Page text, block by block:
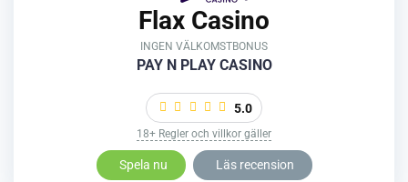
Flax Casino
INGEN VÄLKOMSTBONUS
PAY N PLAY CASINO
5.0
18+ Regler och villkor gäller
Spela nu Läs recension